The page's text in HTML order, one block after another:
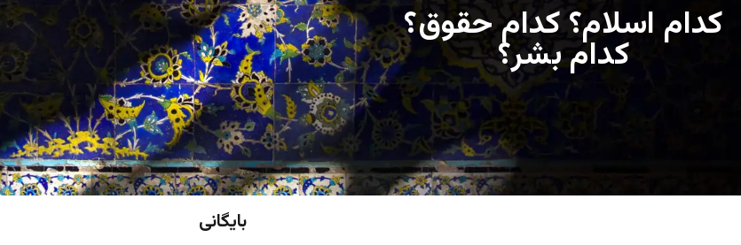
کدام اسلام؟ کدام حقوق؟
کدام بشر؟
بایگانی